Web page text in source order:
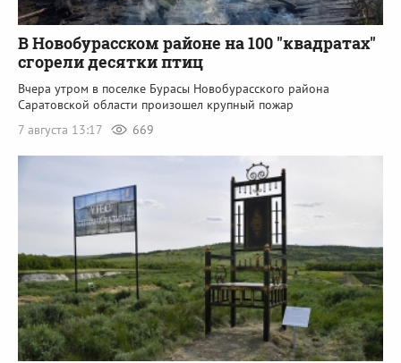
В Новобурасском районе на 100 "квадратах"
сгорели десятки птиц
Вчера утром в поселке Бурасы Новобурасского района
Саратовской области произошел крупный пожар
7 августа 13:17
669